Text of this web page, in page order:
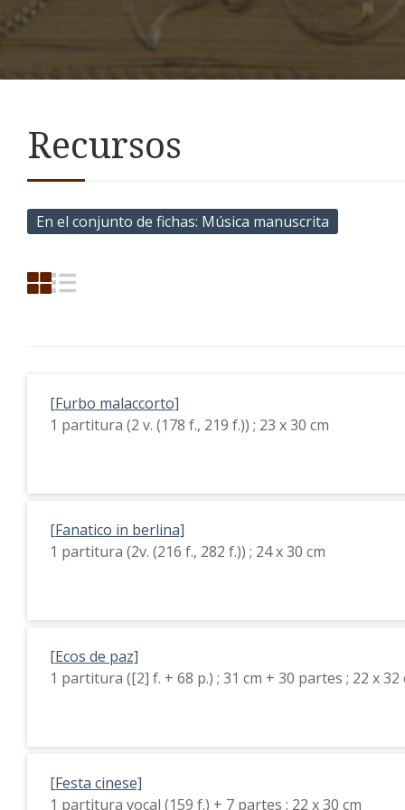
Recursos
En el conjunto de fichas Música manuscrita
[Furbo malaccorto]
1 partitura (2 v. (178 f., 219 f.)) ; 23 x 30 cm
[Fanatico in berlina]
1 partitura (2v. (216 f., 282 f.)) ; 24 x 30 cm
[Ecos de paz]
1 partitura ([2] f. + 68 p.) ; 31 cm + 30 partes ; 22 x 32
[Festa cinese]
1 partitura vocal (159 f.) + 7 partes ; 22 x 30 cm